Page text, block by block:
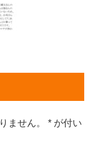
ません。 * が付い